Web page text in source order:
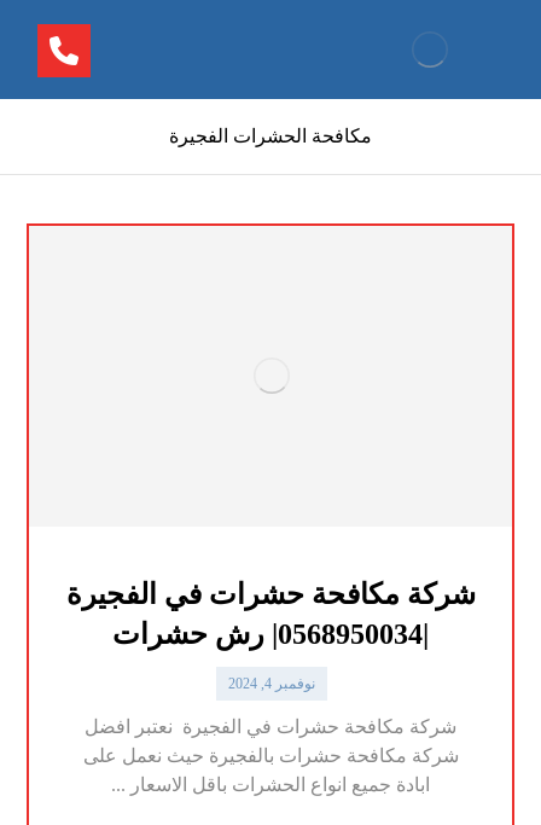
مكافحة الحشرات الفجيرة
شركة مكافحة حشرات في الفجيرة
نوفمبر 4, 2024
شركة مكافحة حشرات في الفجيرة نعتبر افضل
شركة مكافحة حشرات بالفجيرة حيث نعمل على
ابادة جميع انواع الحشرات باقل الاسعار ...